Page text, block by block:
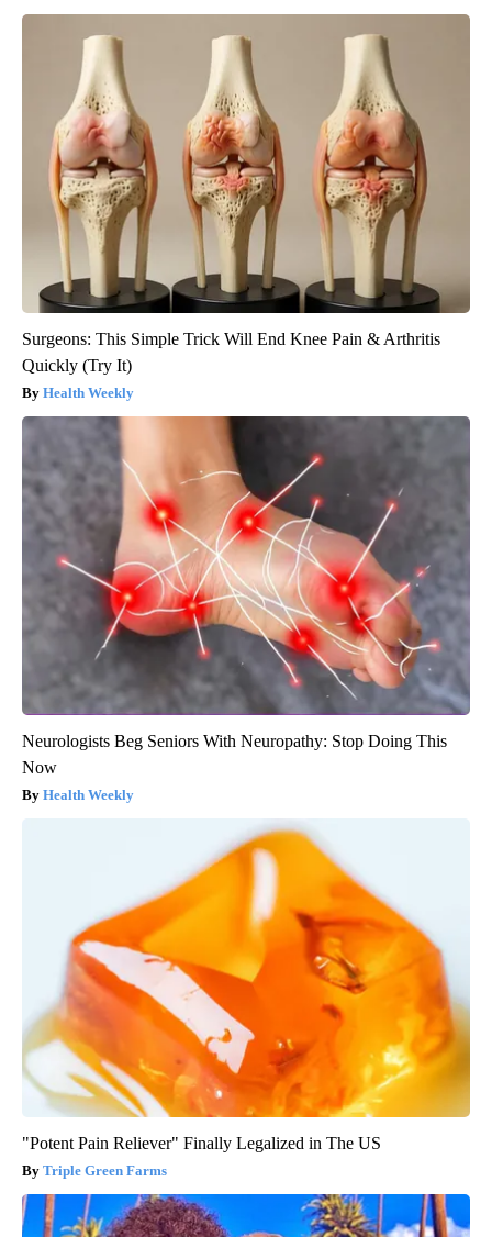
Surgeons: This Simple Trick Will End Knee Pain & Arthritis
Quickly (Try It)
Health Weekly
Neurologists Beg Seniors With Neuropathy: Stop Doing This
Now
Health Weekly
"Potent Pain Reliever" Finally Legalized in The US
Triple Green Farms